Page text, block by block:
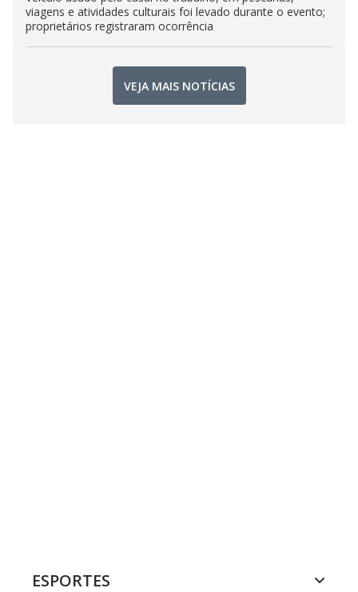
viagens e atividades culturais foi levado durante o evento;
proprietários registraram ocorrência
VEJA MAIS NOTÍCIAS
ESPORTES